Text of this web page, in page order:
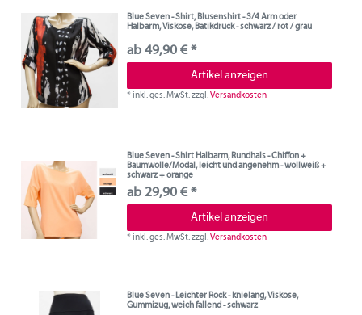
Blue Seven - Shirt, Blusenshirt - 3/4 Arm oder
Halbarm, Viskose, Batikdruck - schwarz / rot / grau
ab 49,90 € *
Artikel anzeigen
*inkl. ges. MwSt.zzgl.Versandkosten
Blue Seven - Shirt Halbarm, Rundhals - Chiffon +
Baumwolle/Modal, leicht und angenehm - wollweiß +
schwarz + orange
ab 29,90 € *
Artikel anzeigen
*inkl. ges. MwSt.zzgl.Versandkosten
Blue Seven - Leichter Rock - knielang, Viskose,
Gummizug, weich fallend - schwarz